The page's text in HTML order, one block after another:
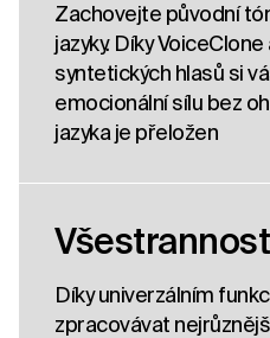
Zachovejte původní
jazyky. Díky
syntetických hlasů si
emocionální sílu bez
jazyka je přeložen
Všestrannost
Díky univerzálním
zpracovávat